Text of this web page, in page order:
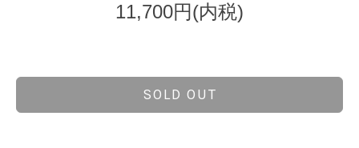
11,700円(内税)
SOLD OUT